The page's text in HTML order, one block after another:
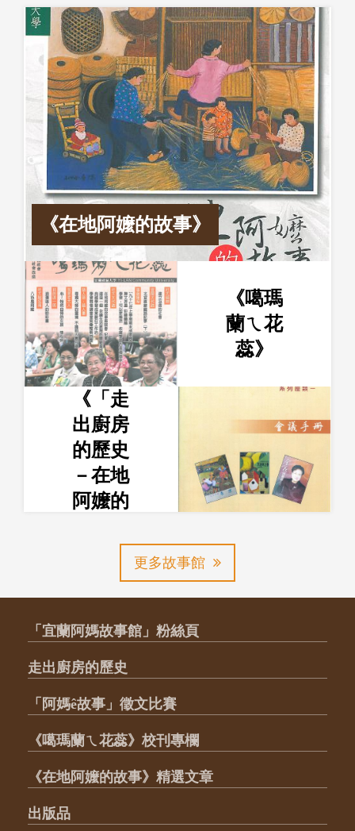
《在地阿嬤的故事》
《噶瑪
蘭ㄟ花
蕊》
《「走
出廚房
的歷史
－在地
阿嬤的
系列座
談一會
議手
冊》
更多故事館
「宜蘭阿媽故事館」粉絲頁
走出廚房的歷史
「阿媽ê故事」徵文比賽
《噶瑪蘭ㄟ花蕊》校刊專欄
《在地阿嬤的故事》精選文章
出版品